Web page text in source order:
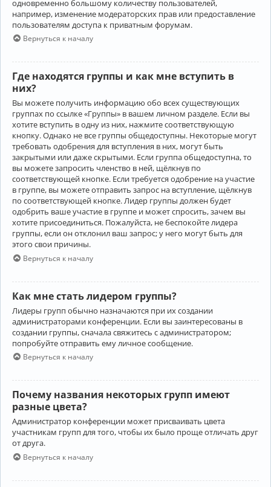
одновременно большому количеству пользователей,
например, изменение модераторских прав или предоставление
пользователям доступа к приватным форумам.
Вернуться к началу
Где находятся группы и как мне вступить в
них?
Вы можете получить информацию обо всех существующих
группах по ссылке «Группы» в вашем личном разделе. Если вы
хотите вступить в одну из них, нажмите соответствующую
кнопку. Однако не все группы общедоступны. Некоторые могут
требовать одобрения для вступления в них, могут быть
закрытыми или даже скрытыми. Если группа общедоступна, то
вы можете запросить членство в ней, щёлкнув по
соответствующей кнопке. Если требуется одобрение на участие
в группе, вы можете отправить запрос на вступление, щёлкнув
по соответствующей кнопке. Лидер группы должен будет
одобрить ваше участие в группе и может спросить, зачем вы
хотите присоединиться. Пожалуйста, не беспокойте лидера
группы, если он отклонил ваш запрос; у него могут быть для
этого свои причины.
Вернуться к началу
Как мне стать лидером группы?
Лидеры групп обычно назначаются при их создании
администраторами конференции. Если вы заинтересованы в
создании группы, сначала свяжитесь с администратором;
попробуйте отправить ему личное сообщение.
Вернуться к началу
Почему названия некоторых групп имеют
разные цвета?
Администратор конференции может присваивать цвета
участникам групп для того, чтобы их было проще отличать друг
от друга.
Вернуться к началу